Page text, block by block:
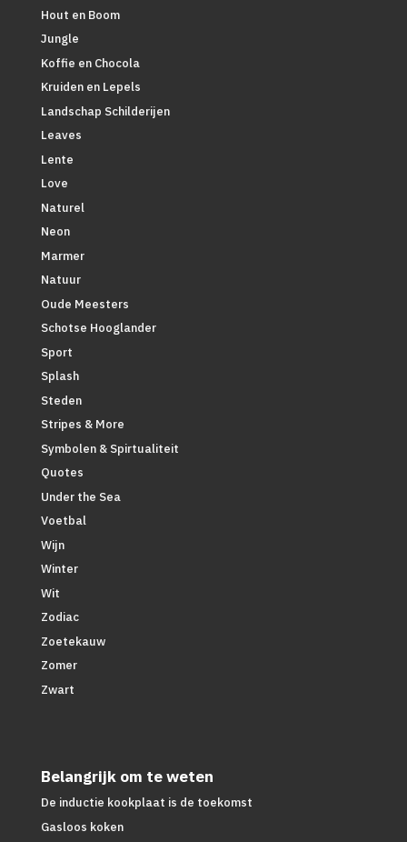
Hout en Boom
Jungle
Koffie en Chocola
Kruiden en Lepels
Landschap Schilderijen
Leaves
Lente
Love
Naturel
Neon
Marmer
Natuur
Oude Meesters
Schotse Hooglander
Sport
Splash
Steden
Stripes & More
Symbolen & Spirtualiteit
Quotes
Under the Sea
Voetbal
Wijn
Winter
Wit
Zodiac
Zoetekauw
Zomer
Zwart
Belangrijk om te weten
De inductie kookplaat is de toekomst
Gasloos koken